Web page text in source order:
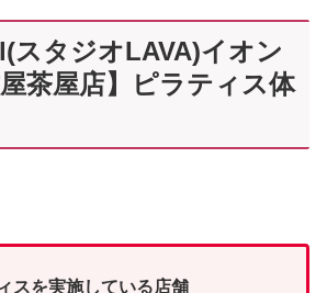
スタジオLAVA)イオン
茶屋店】ピラティス体
スを実施している店舗